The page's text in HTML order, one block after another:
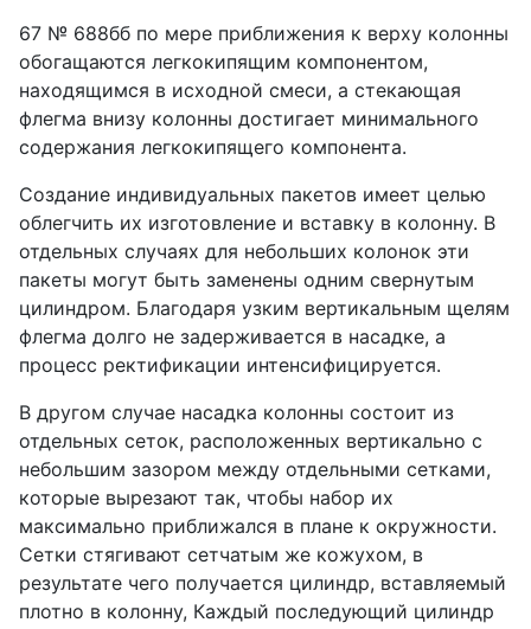
67 № 688бб по мере приближения к верху колонны
обогащаются легкокипящим компонентом,
находящимся в исходной смеси, а стекающая
флегма внизу колонны достигает минимального
содержания легкокипящего компонента.
Создание индивидуальных пакетов имеет целью
облегчить их изготовление и вставку в колонну. В
отдельных случаях для небольших колонок эти
пакеты могут быть заменены одним свернутым
цилиндром. Благодаря узким вертикальным щелям
флегма долго не задерживается в насадке, а
процесс ректификации интенсифицируется.
В другом случае насадка колонны состоит из
отдельных сеток, расположенных вертикально с
небольшим зазором между отдельными сетками,
которые вырезают так, чтобы набор их
максимально приближался в плане к окружности.
Сетки стягивают сетчатым же кожухом, в
результате чего получается цилиндр, вставляемый
плотно в колонну, Каждый последующий цилиндр